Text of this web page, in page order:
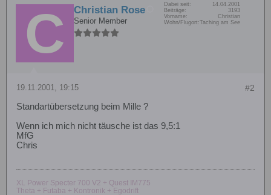
Christian Rose
Senior Member
Dabei seit:
14.04.2001
Beiträge:
3193
Vorname:
Christian
Wohn/Flugort:Taching am See
#2
19.11.2001, 19:15
Standartübersetzung beim Mille ?
Wenn ich mich nicht täusche ist das 9,5:1
MfG
Chris
XL Power Specter 700 V2 + Quest IM775
Theta + Futaba + Kontronik + Egodrift